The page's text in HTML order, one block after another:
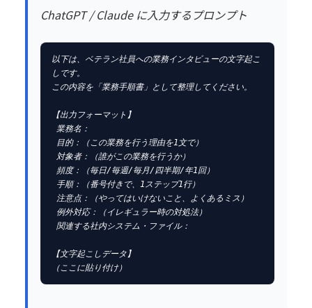
ChatGPT / Claude に入力するプロンプト
以下は、ベテラン社員への業務インタビューの文字起こ
しです。
この内容を「業務手順書」として整理してください。
【出力フォーマット】
【文字起こしデータ】
（ここに貼り付け）